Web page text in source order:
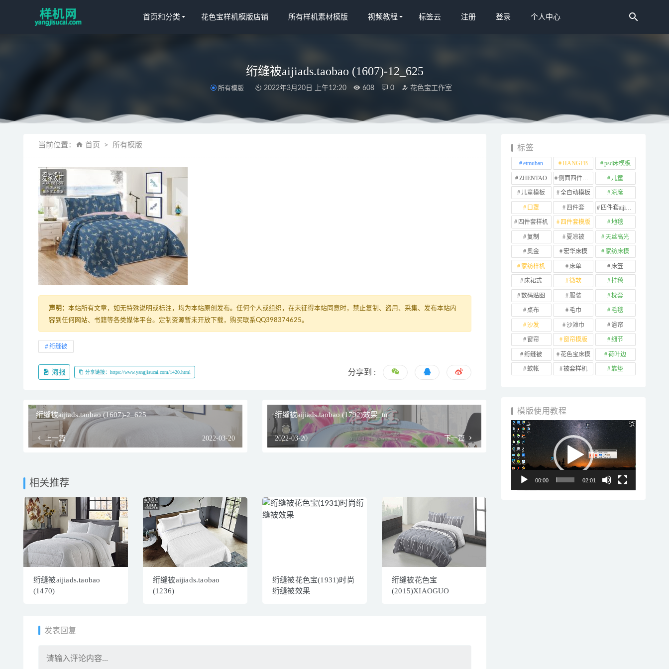
首页和分类 花色宝样机模版店铺 所有样机素材模版 视频教程 标签云 注册 登录 个人中心
绗缝被aijiads.taobao (1607)-12_625
所有模版 2022年3月20日 上午12:20 608 0 花色宝工作室
当前位置： 首页 所有模版
声明： 本站所有文章，如无特殊说明或标注，均为本站原创发布。任何个人或组织，在未征得本站同意时，禁止复制、盗用、采集、发布本站内
容到任何网站、书籍等各类媒体平台。定制资源暂未开放下载，购买联系QQ398374625。
绗缝被
海报 分享链接：https://www.yangjisucai.com/1420.html 分享到 :
绗缝被aijiads.taobao (1607)-2_625
上一篇 2022-03-20
绗缝被aijiads.taobao (1792)效果_tn
2022-03-20 下一篇
相关推荐
绗缝被aijiads.taobao
(1470)
绗缝被aijiads.taobao
(1236)
绗缝被花色宝(1931)时尚
绗缝被效果
绗缝被花色宝
(2015)XIAOGUO
发表回复
标签
etmuban HANGFB psd床模板
ZHENTAO 侧面四件套样机 儿童
儿童模板 全自动模板 凉席
口罩 四件套 四件套aijiads.taobao (1639)
四件套样机 四件套模版 地毯
复制 夏凉被 天丝高光
奥金 宏华床模 家纺床模
家纺样机 床单 床笠
床裙式 微软 挂毯
数码贴图 服装 枕套
桌布 毛巾 毛毯
沙发 沙滩巾 浴帘
窗帘 窗帘模版 细节
绗缝被 花色宝床模 荷叶边
蚊帐 被套样机 靠垫
模版使用教程
视
频
播
放
00:00 02:01
桌布aijiads.taobao (1121)-2_tn_750_750 2022-03-15